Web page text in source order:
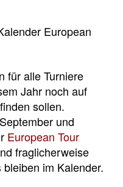
für alle Turniere
Jahr noch auf
sollen.
und
European Tour
fraglicherweise
bleiben im Kalender.